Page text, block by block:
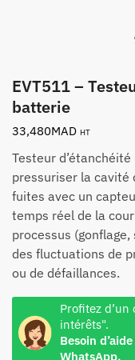
EVT511 –
batterie
33,480MAD HT
Testeur
pressuriser la cavité
fuites avec un
temps réel de la
processus
des fluctuations de
ou de défaillances.
Profitez
intérêts".
Besoin
WhatsApp.